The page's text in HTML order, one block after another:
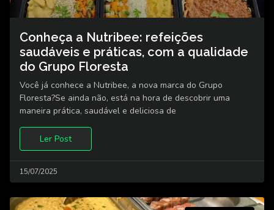
Conheça a Nutribee: refeições
saudáveis e práticas, com a qualidade
do Grupo Floresta
Você já conhece a Nutribee, a nova marca do Grupo
Floresta?Se ainda não, está na hora de descobrir uma
maneira prática, saudável e deliciosa de
Ler Post
15/07/2025